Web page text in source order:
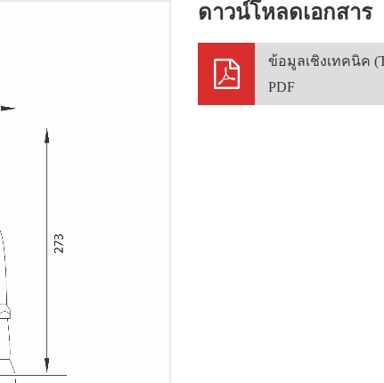
ดาวน์โหลดเอกสาร
ข้อมูลเชิงเทคนิค
PDF